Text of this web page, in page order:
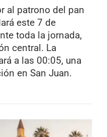
al patrono del pan
este 7 de
toda la jornada,
central. La
a las 00:05, una
en San Juan.